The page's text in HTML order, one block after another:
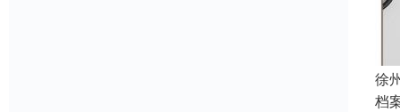
徐
档